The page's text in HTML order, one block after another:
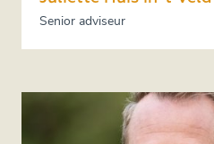
Senior adviseur